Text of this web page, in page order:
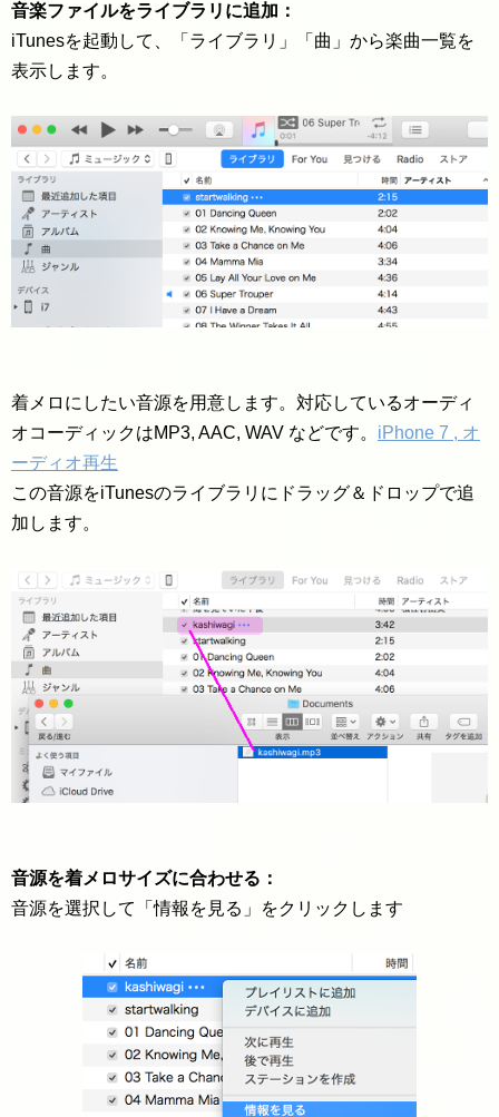
音楽ファイルをライブラリに追加：
iTunesを起動して、「ライブラリ」「曲」から楽曲一覧を
表示します。
着メロにしたい音源を用意します。対応しているオーディ
オコーディックはMP3, AAC, WAV などです。 iPhone 7 , オ
ーディオ再生
この音源をiTunesのライブラリにドラッグ＆ドロップで追
加します。
音源を着メロサイズに合わせる：
音源を選択して「情報を見る」をクリックします